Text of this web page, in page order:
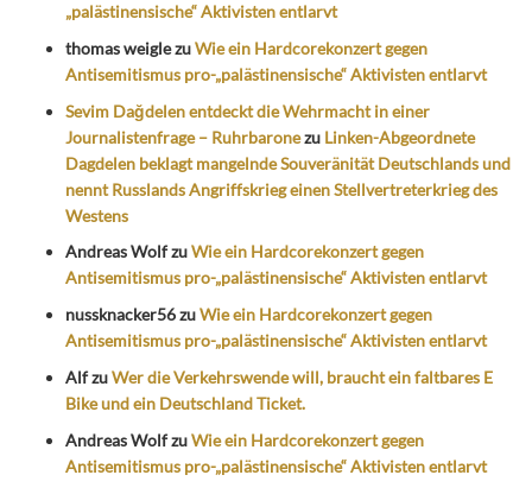
„palästinensische“ Aktivisten entlarvt
thomas weiglezuWie ein Hardcorekonzert gegen
Antisemitismus pro-„palästinensische“ Aktivisten entlarvt
Sevim Dağdelen entdeckt die Wehrmacht in einer
Journalistenfrage – Ruhrbaronezu Linken-Abgeordnete
Dagdelen beklagt mangelnde Souveränität Deutschlands und
nennt Russlands Angriffskrieg einen Stellvertreterkrieg des
Westens
Andreas WolfzuWie ein Hardcorekonzert gegen
Antisemitismus pro-„palästinensische“ Aktivisten entlarvt
nussknacker56zuWie ein Hardcorekonzert gegen
Antisemitismus pro-„palästinensische“ Aktivisten entlarvt
AlfzuWer die Verkehrswende will, braucht ein faltbares E
Bike und ein Deutschland Ticket.
Andreas WolfzuWie ein Hardcorekonzert gegen
Antisemitismus pro-„palästinensische“ Aktivisten entlarvt